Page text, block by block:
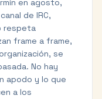
en agosto,
de IRC,
respeta
frame a frame,
se
No hay
apodo y lo que
a los